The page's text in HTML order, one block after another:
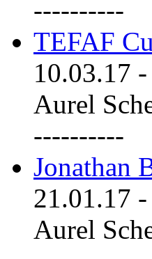
----------
TEFAF
10.03.17 -
Aurel
----------
Jonathan
21.01.17 -
Aurel